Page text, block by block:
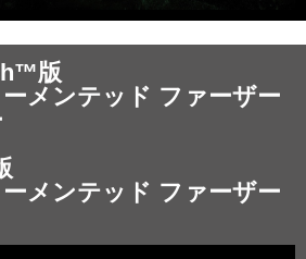
版
メンテッド ファーザー
メンテッド ファーザー